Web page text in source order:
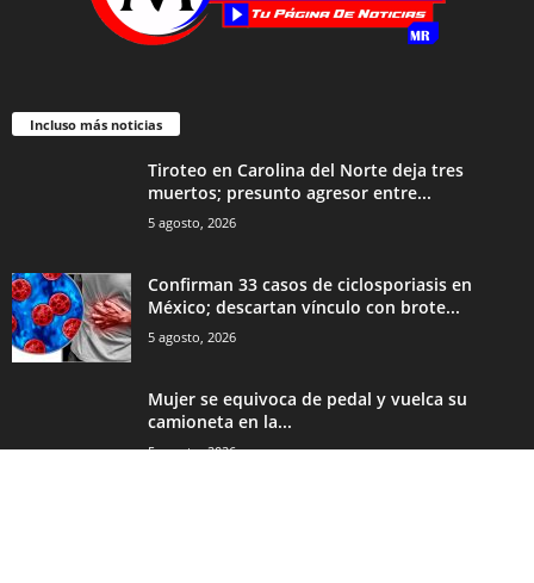
Incluso más noticias
Tiroteo en Carolina del Norte deja tres
muertos; presunto agresor entre...
5 agosto, 2026
Confirman 33 casos de ciclosporiasis en
México; descartan vínculo con brote...
5 agosto, 2026
Mujer se equivoca de pedal y vuelca su
camioneta en la...
5 agosto, 2026